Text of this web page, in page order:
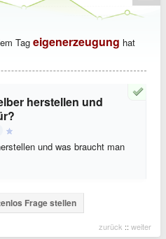
Tag eigenerzeugung hat
herstellen und
und was braucht man
Frage stellen
zurück :: weiter